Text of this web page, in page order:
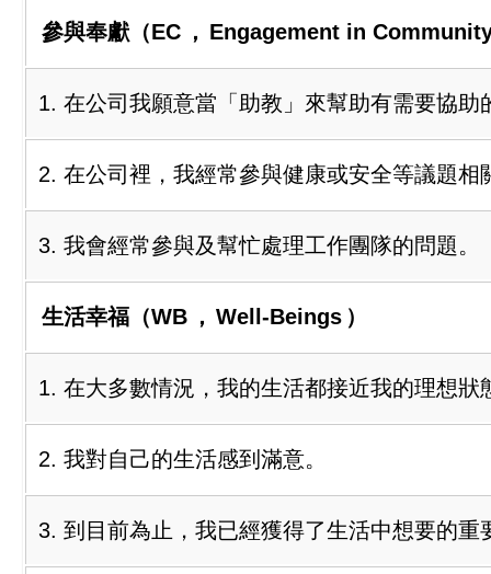
參與奉獻（EC ， Engagement in
1. 在公司我願意當「助教」來幫助有需要協助
2. 在公司裡，我經常參與健康或安全等議題相
3. 我會經常參與及幫忙處理工作團隊的問題。
生活幸福（WB ， Well-Beings ）
1. 在大多數情況，我的生活都接近我的理想狀
2. 我對自己的生活感到滿意。
3. 到目前為止，我已經獲得了生活中想要的重